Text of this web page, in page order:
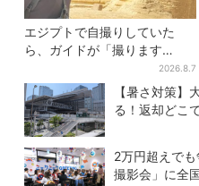
エジプトで自撮りしていた
ら、ガイドが「撮ります
よ！」→ノリノリでポーズを
取っていたら…… 海外旅行
でのトラブル防止策を
2026.8.7
【暑さ対策】
る！返却どこ
2万円超えで
撮影会」に全